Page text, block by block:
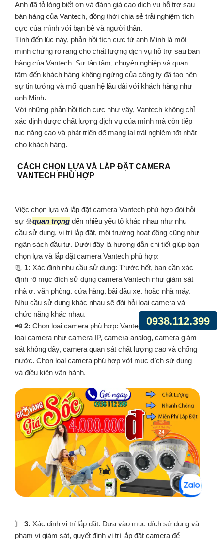
Anh đã tỏ lòng biết ơn và đánh giá cao dịch vụ hỗ trợ sau
bán hàng của Vantech, đồng thời chia sẻ trải nghiệm tích
cực của mình với bạn bè và người thân.
Tính đến lúc này, phản hồi tích cực từ anh Minh là một
minh chứng rõ ràng cho chất lượng dịch vụ hỗ trợ sau bán
hàng của Vantech. Sự tận tâm, chuyên nghiệp và quan
tâm đến khách hàng không ngừng của công ty đã tạo nên
sự tin tưởng và mối quan hệ lâu dài với khách hàng như
anh Minh.
Với những phản hồi tích cực như vậy, Vantech không chỉ
xác định được chất lượng dịch vụ của mình mà còn tiếp
tục nâng cao và phát triển để mang lại trải nghiệm tốt nhất
cho khách hàng.
CÁCH CHỌN LỰA VÀ LẮP ĐẶT CAMERA
VANTECH PHÙ HỢP
Việc chọn lựa và lắp đặt camera Vantech phù hợp đòi hỏi
sự ☣️quan trọng đến nhiều yếu tố khác nhau như nhu
cầu sử dụng, vị trí lắp đặt, môi trường hoạt động cũng như
ngân sách đầu tư. Dưới đây là hướng dẫn chi tiết giúp bạn
chọn lựa và lắp đặt camera Vantech phù hợp:
📃 1: Xác định nhu cầu sử dụng: Trước hết, bạn cần xác
định rõ mục đích sử dụng camera Vantech như giám sát
nhà ở, văn phòng, cửa hàng, bãi đậu xe, hoặc nhà máy.
Nhu cầu sử dụng khác nhau sẽ đòi hỏi loại camera và
chức năng khác nhau.
📲 2: Chọn loại camera phù hợp: Vantech cung cấp nhiều
loại camera như camera IP, camera analog, camera giám
sát không dây, camera quan sát chất lượng cao và chống
nước. Chọn loại camera phù hợp với mục đích sử dụng
và điều kiện vận hành.
〙 3: Xác định vị trí lắp đặt: Dựa vào mục đích sử dụng và
phạm vi giám sát, quyết định vị trí lắp đặt camera để
0938.112.399